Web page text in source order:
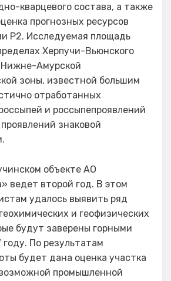
кварцевого состава, а также
прогнозных ресурсов
Р2. Исследуемая площадь
Херпучи-Вьюнского
Нижне-Амурской
зоны, известной большим
отработанных
и россыпепроявлений
знаковой
объекте АО
ведет второй год. В этом
удалось выявить ряд
и геофизических
будут заверены горными
году. По результатам
будет дана оценка участка
промышленной